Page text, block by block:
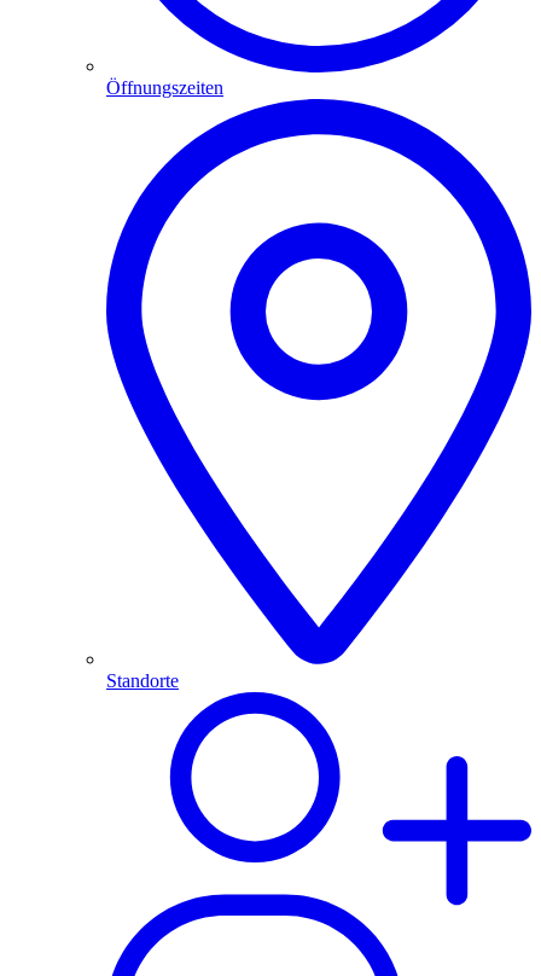
Öffnungszeiten
Standorte